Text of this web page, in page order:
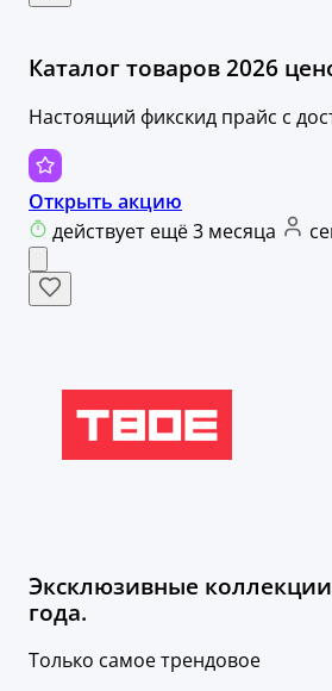
Каталог товаров 2026
Настоящий фикскид прайс с
Открыть акцию
действует ещё 3 месяца
Эксклюзивные
года.
Только самое трендовое